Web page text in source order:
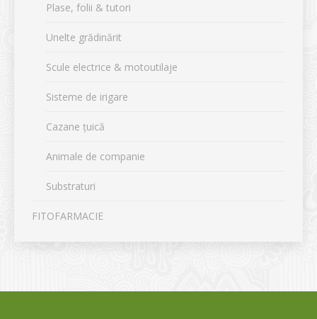
Plase, folii & tutori
Unelte grădinărit
Scule electrice & motoutilaje
Sisteme de irigare
Cazane țuică
Animale de companie
Substraturi
FITOFARMACIE